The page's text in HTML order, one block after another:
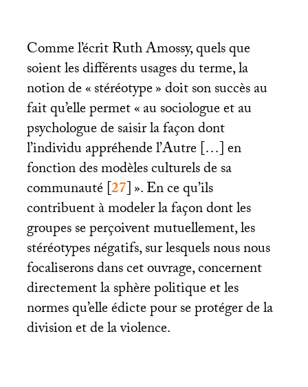
Comme l’écrit Ruth Amossy, quels que
soient les différents usages du terme, la
notion de «stéréotype» doit son succès au
fait qu’elle permet «au sociologue et au
psychologue de saisir la façon dont
l’individu appréhende l’Autre […] en
fonction des modèles culturels de sa
communauté[27]». En ce qu’ils
contribuent à modeler la façon dont les
groupes se perçoivent mutuellement, les
stéréotypes négatifs, sur lesquels nous nous
focaliserons dans cet ouvrage, concernent
directement la sphère politique et les
normes qu’elle édicte pour se protéger de la
division et de la violence.